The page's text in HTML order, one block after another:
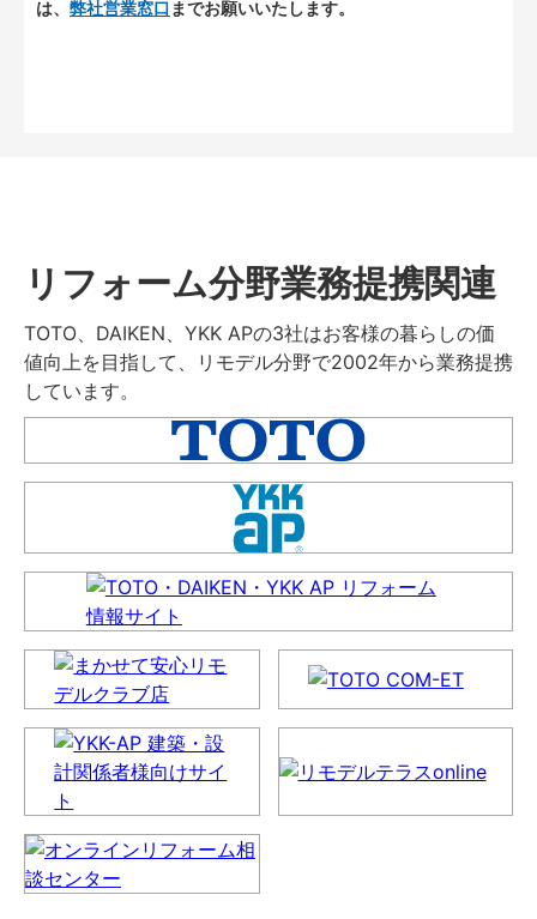
は、 弊社営業窓口 までお願いいたします。
リフォーム分野業務提携関連
TOTO、DAIKEN、YKK APの3社はお客様の暮らしの価
値向上を目指して、リモデル分野で2002年から業務提携
しています。